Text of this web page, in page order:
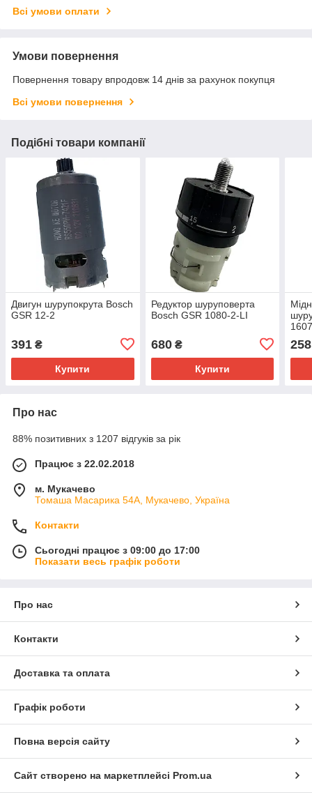
Всі умови оплати
Умови повернення
Повернення товару впродовж 14 днів за рахунок покупця
Всі умови повернення
Подібні товари компанії
Двигун шурупокрута Bosch
GSR 12-2
391 ₴
Купити
Редуктор шуруповерта
Bosch GSR 1080-2-LI
680₴
Купити
258
Про нас
88% позитивних з 1207 відгуків за рік
Працює з 22.02.2018
м. Мукачево
Томаша Масарика 54А, Мукачево, Україна
Контакти
Сьогодні працює з 09:00 до 17:00
Показати весь графік роботи
Про нас
Контакти
Доставка та оплата
Графік роботи
Повна версія сайту
Сайт створено на маркетплейсі Prom.ua